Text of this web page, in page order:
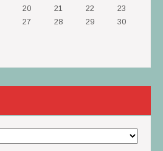
20 21 22
23
27 28 29
30